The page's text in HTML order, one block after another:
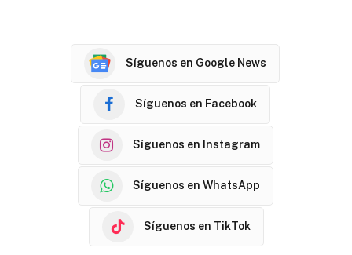
Síguenos en Google News
Síguenos en Facebook
Síguenos en Instagram
Síguenos en WhatsApp
Síguenos en TikTok